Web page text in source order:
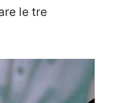
le tre